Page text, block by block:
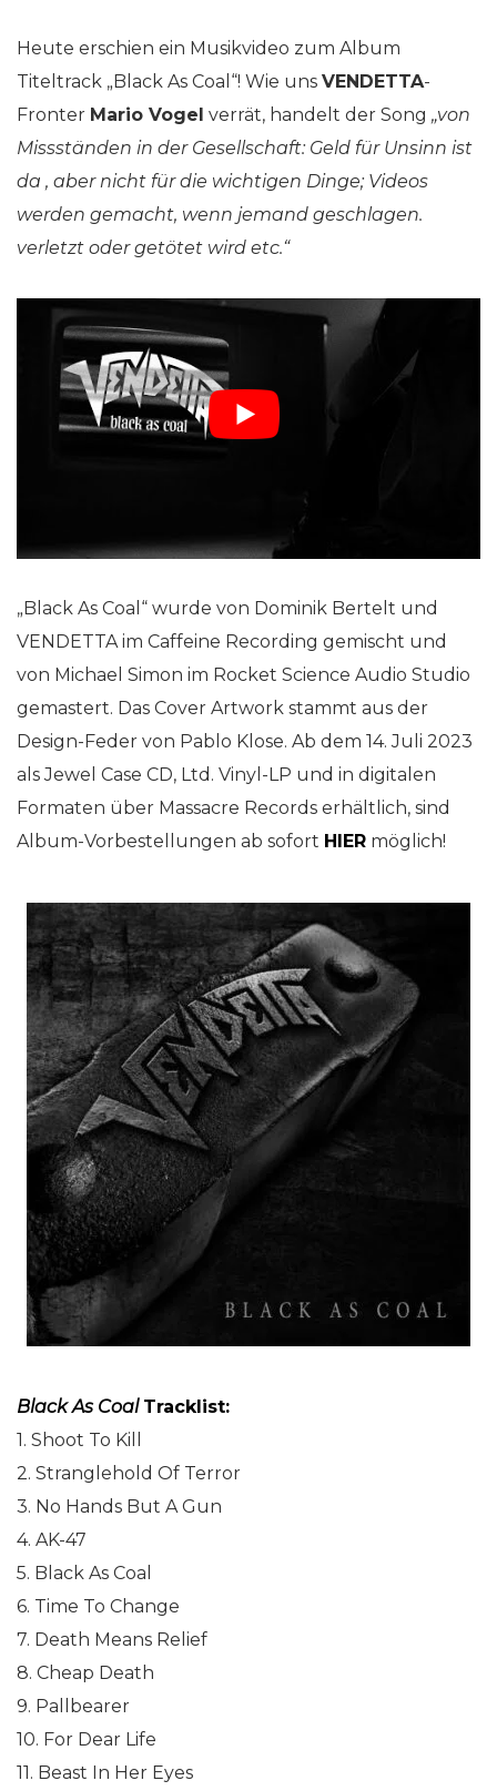
Heute erschien ein Musikvideo zum Album
Titeltrack „Black As Coal“! Wie uns VENDETTA-
Fronter Mario Vogel verrät, handelt der Song „von
Missständen in der Gesellschaft: Geld für Unsinn ist
da , aber nicht für die wichtigen Dinge; Videos
werden gemacht, wenn jemand geschlagen.
verletzt oder getötet wird etc.“
„Black As Coal“ wurde von Dominik Bertelt und
VENDETTA im Caffeine Recording gemischt und
von Michael Simon im Rocket Science Audio Studio
gemastert. Das Cover Artwork stammt aus der
Design-Feder von Pablo Klose. Ab dem 14. Juli 2023
als Jewel Case CD, Ltd. Vinyl-LP und in digitalen
Formaten über Massacre Records erhältlich, sind
Album-Vorbestellungen ab sofort HIER möglich!
Black As Coal Tracklist:
1. Shoot To Kill
2. Stranglehold Of Terror
3. No Hands But A Gun
4. AK-47
5. Black As Coal
6. Time To Change
7. Death Means Relief
8. Cheap Death
9. Pallbearer
10. For Dear Life
11. Beast In Her Eyes